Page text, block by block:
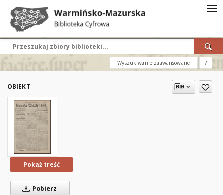
Wyszukiwanie zaawansowane ?
OBIEKT
Pokaż treść
Pobierz